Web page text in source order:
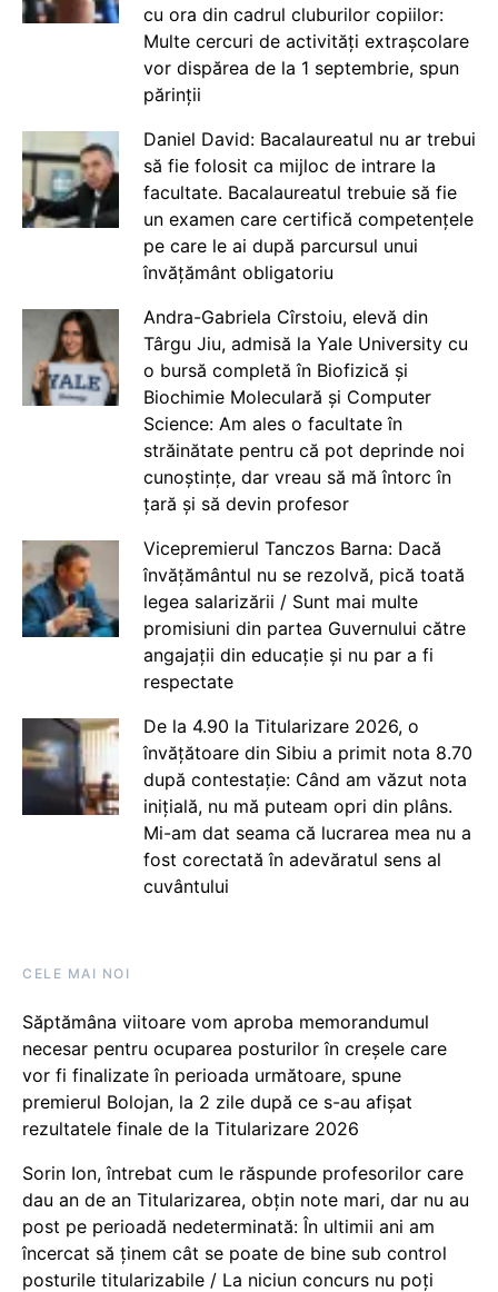
cu ora din cadrul cluburilor copiilor:
Multe cercuri de activități extrașcolare
vor dispărea de la 1 septembrie, spun
părinții
Daniel David: Bacalaureatul nu ar trebui
să fie folosit ca mijloc de intrare la
facultate. Bacalaureatul trebuie să fie
un examen care certifică competențele
pe care le ai după parcursul unui
învățământ obligatoriu
Andra-Gabriela Cîrstoiu, elevă din
Târgu Jiu, admisă la Yale University cu
o bursă completă în Biofizică și
Biochimie Moleculară și Computer
Science: Am ales o facultate în
străinătate pentru că pot deprinde noi
cunoștințe, dar vreau să mă întorc în
țară și să devin profesor
Vicepremierul Tanczos Barna: Dacă
învățământul nu se rezolvă, pică toată
legea salarizării / Sunt mai multe
promisiuni din partea Guvernului către
angajații din educație și nu par a fi
respectate
De la 4.90 la Titularizare 2026, o
învățătoare din Sibiu a primit nota 8.70
după contestație: Când am văzut nota
inițială, nu mă puteam opri din plâns.
Mi-am dat seama că lucrarea mea nu a
fost corectată în adevăratul sens al
cuvântului
CELE MAI NOI
Săptămâna viitoare vom aproba memorandumul
necesar pentru ocuparea posturilor în creșele care
vor fi finalizate în perioada următoare, spune
premierul Bolojan, la 2 zile după ce s-au afișat
rezultatele finale de la Titularizare 2026
Sorin Ion, întrebat cum le răspunde profesorilor care
dau an de an Titularizarea, obțin note mari, dar nu au
post pe perioadă nedeterminată: În ultimii ani am
încercat să ținem cât se poate de bine sub control
posturile titularizabile / La niciun concurs nu poți